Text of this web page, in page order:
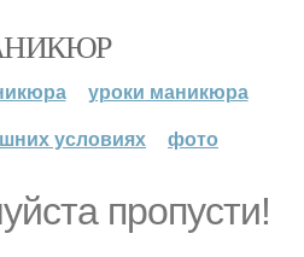
уроки маникюра
условиях
фото
пропусти!